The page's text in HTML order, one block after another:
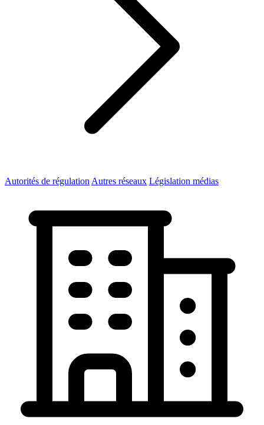
Autorités de régulation Autres réseaux Législation médias